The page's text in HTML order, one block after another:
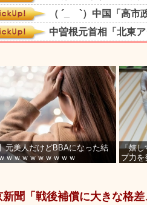
元美人だけどBBAになった結
ｗｗｗｗｗｗｗｗｗ
「嬉し
プ力を
新聞「戦後補償に大きな格